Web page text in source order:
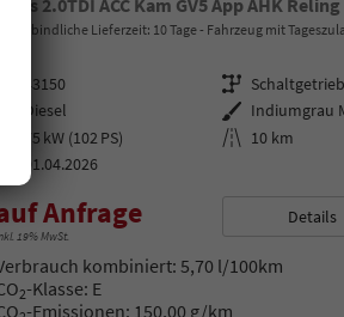
Basis 2.0TDI ACC Kam GV5 App AHK Reling
unverbindliche Lieferzeit: 10 Tage Fahrzeug mit
43150 Getriebe
Diesel Außenfarbe Indiumgrau
75 kW (102 PS) Kilometerstand 10 km
01.04.2026
Anfrage
19% MwSt.
Details
kombiniert:5,70 l/100km
2-Klasse: E
-Emissionen: 150,00 g/km